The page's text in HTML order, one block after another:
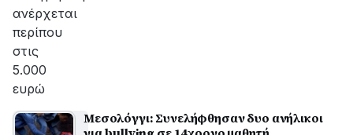
ανέρχεται
περίπου
στις
5.000
ευρώ
Μεσολόγγι: Συνελήφθησαν δυο ανήλικοι